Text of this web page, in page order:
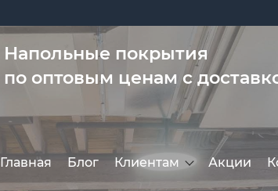
Напольные покрытия
по оптовым ценам с
Главная Блог Клиентам Акции